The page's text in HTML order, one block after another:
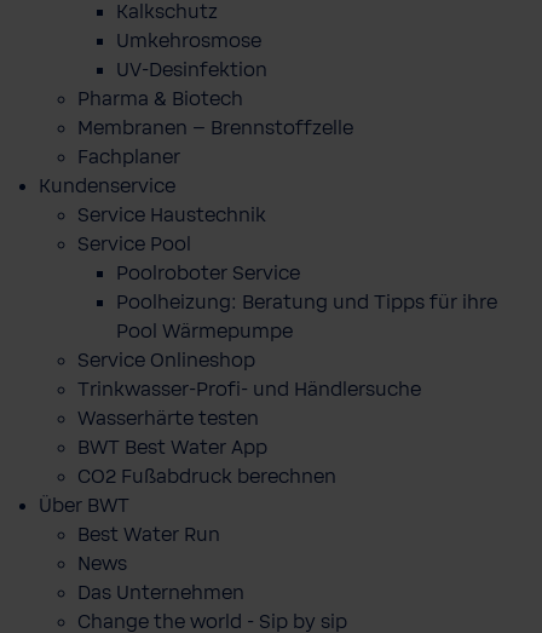
Kalkschutz
Umkehrosmose
UV-Desinfektion
Pharma & Biotech
Membranen – Brennstoffzelle
Fachplaner
Kundenservice
Service Haustechnik
Service Pool
Poolroboter Service
Poolheizung: Beratung und Tipps für ihre
Pool Wärmepumpe
Service Onlineshop
Trinkwasser-Profi- und Händlersuche
Wasserhärte testen
BWT Best Water App
CO2 Fußabdruck berechnen
Über BWT
Best Water Run
News
Das Unternehmen
Change the world - Sip by sip